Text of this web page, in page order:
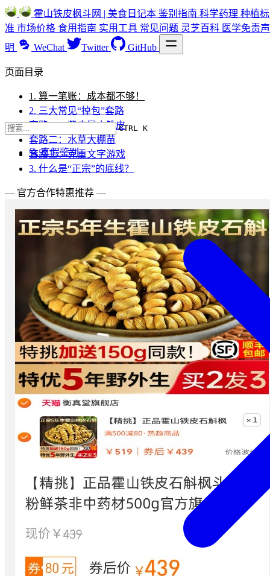
霍山铁皮枫斗网 | 美食日记本 鉴别指南 科学药理 种植标
准 市场价格 食用指南 实用工具 常见问题 灵芝百科 医学免责声
明
WeChat Twitter GitHub
CTRL K
🔍 真假鉴别
页面目录
1. 算一笔账：成本都不够！
2. 三大常见“掉包”套路
套路一：紫皮冒充铁皮
套路二：水草大棚苗
套路三：克重文字游戏
3. 什么是“正宗”的底线？
— 官方合作特惠推荐 —